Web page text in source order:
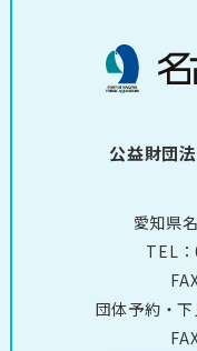
公益財団
愛知県
TEL：
団体予約・下